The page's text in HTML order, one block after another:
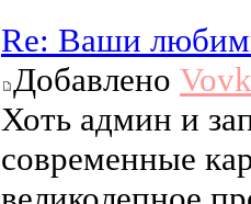
Re: Ваши
Добавлено
Хоть админ и
современные